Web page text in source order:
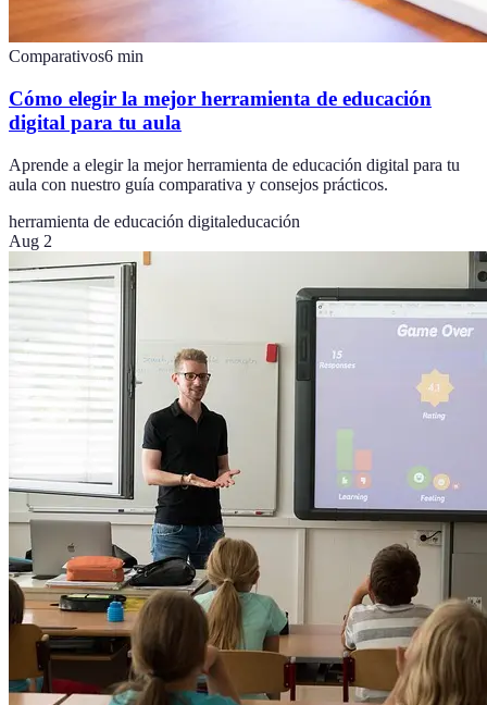
Comparativos6 min
Cómo elegir la mejor herramienta de educación
digital para tu aula
Aprende a elegir la mejor herramienta de educación digital para tu
aula con nuestro guía comparativa y consejos prácticos.
herramienta de educación digitaleducación
Aug 2